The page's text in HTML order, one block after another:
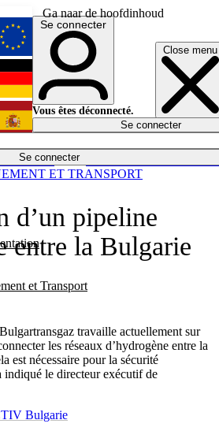
Ga naar de hoofdinhoud
Close menu
Se connecter
et Transport
Économie
English
Deutsch
Español
Se connecter
Vous êtes déconnecté.
Se connecter
d’un pipeline
entre la Bulgarie
travaille actuellement sur
les réseaux d’hydrogène entre la
est nécessaire pour la sécurité
indiqué le directeur exécutif de
ET TRANSPORT
Bulgarie